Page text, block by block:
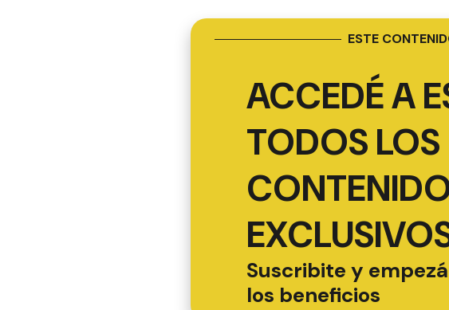
ESTE
ACCEDÉ A
TODOS LOS
Suscribite y
los beneficios